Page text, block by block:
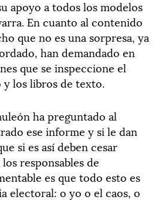
apoyo a todos los modelos
En cuanto al contenido
que no es una sorpresa, ya
han demandado en
que se inspeccione el
los libros de texto.
ha preguntado al
ese informe y si le dan
si es así deben cesar
responsables de
es que todo esto es
electoral: o yo o el caos, o